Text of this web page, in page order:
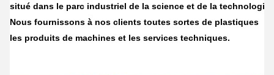
situé dans le parc industriel de la science et de la technologie
Nous fournissons à nos clients toutes sortes de plastiques
les produits de machines et les services techniques.